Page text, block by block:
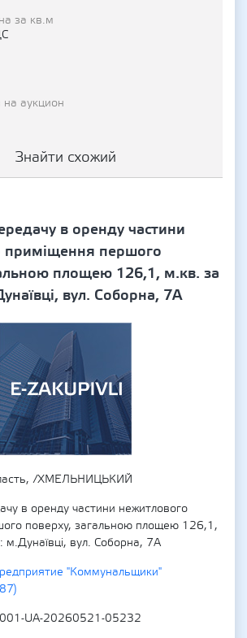
за кв.м
аукцион
Знайти схожий
в оренду частини
приміщення першого
площею 126,1, м.кв. за
вул. Соборна, 7А
/ХМЕЛЬНИЦЬКИЙ
в оренду частини нежитлового
поверху, загальною площею 126,1,
вул. Соборна, 7А
"Коммунальщики"
UA-20260521-05232